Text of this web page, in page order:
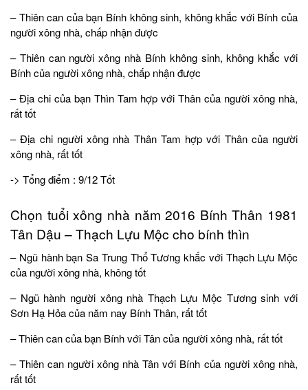
– Thiên can của bạn Bính không sinh, không khắc với Bính của
người xông nhà, chấp nhận được
– Thiên can người xông nhà Bính không sinh, không khắc với
Bính của người xông nhà, chấp nhận được
– Địa chi của bạn Thìn Tam hợp với Thân của người xông nhà,
rất tốt
– Địa chi người xông nhà Thân Tam hợp với Thân của người
xông nhà, rất tốt
-> Tổng điểm : 9/12 Tốt
Chọn tuổi xông nhà năm 2016 Bính Thân 1981
Tân Dậu – Thạch Lựu Mộc cho bính thìn
– Ngũ hành bạn Sa Trung Thổ Tương khắc với Thạch Lựu Mộc
của người xông nhà, không tốt
– Ngũ hành người xông nhà Thạch Lựu Mộc Tương sinh với
Sơn Hạ Hỏa của năm nay Bính Thân, rất tốt
– Thiên can của bạn Bính với Tân của người xông nhà, rất tốt
– Thiên can người xông nhà Tân với Bính của người xông nhà,
rất tốt